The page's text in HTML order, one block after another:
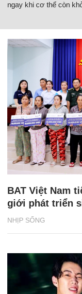
ngay khi cơ thể còn
NHỊP SỐNG
BAT Việt Nam
giới phát triển